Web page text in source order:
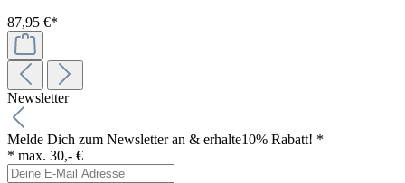
87,95 €*
Newsletter
Melde Dich zum Newsletter an & erhalte10% Rabatt! *
* max. 30,- €